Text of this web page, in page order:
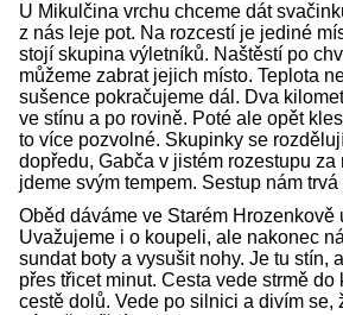
U Mikulčina vrchu chceme dát
z nás leje pot. Na rozcestí je jediné
stojí skupina výletníků. Naštěstí po
můžeme zabrat jejich místo. Teplota
sušence pokračujeme dál. Dva
ve stínu a po rovině. Poté ale opět
to více pozvolné. Skupinky se
dopředu, Gabča v jistém rozestupu
jdeme svým tempem. Sestup nám
Oběd dáváme ve Starém Hrozenkově
Uvažujeme i o koupeli, ale nakonec
sundat boty a vysušit nohy. Je tu stín,
přes třicet minut. Cesta vede strmě
cestě dolů. Vede po silnici a divím se,